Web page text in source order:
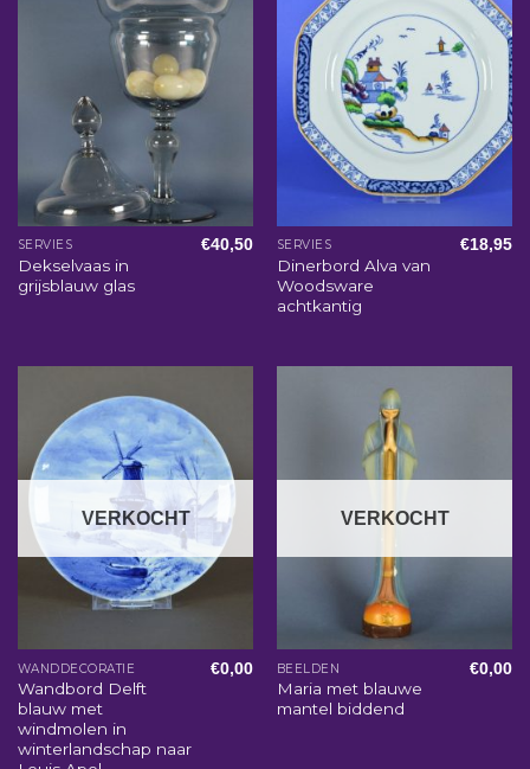
SERVIES
Dekselvaas in
grijsblauw glas
€40,50 SERVIES
Dinerbord Alva van
Woodsware
achtkantig
€18,95
VERKOCHT
WANDDECORATIE
Wandbord Delft
blauw met
windmolen in
winterlandschap naar
€0,00
VERKOCHT
BEELDEN
Maria met blauwe
mantel biddend
€0,00